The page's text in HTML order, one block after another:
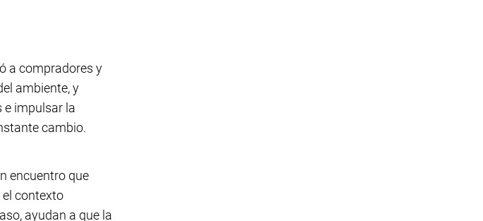
a compradores y
ambiente, y
e impulsar la
cambio.
encuentro que
contexto
ayudan a que la